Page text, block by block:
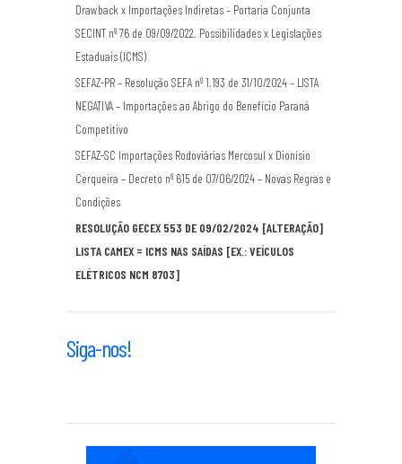
Drawback x Importações Indiretas – Portaria Conjunta
SECINT nº 76 de 09/09/2022. Possibilidades x Legislações
Estaduais (ICMS)
SEFAZ-PR – Resolução SEFA nº 1.193 de 31/10/2024 – LISTA
NEGATIVA – Importações ao Abrigo do Benefício Paraná
Competitivo
SEFAZ-SC Importações Rodoviárias Mercosul x Dionísio
Cerqueira – Decreto nº 615 de 07/06/2024 – Novas Regras e
Condições
RESOLUÇÃO GECEX 553 DE 09/02/2024 [ALTERAÇÃO]
LISTA CAMEX = ICMS NAS SAÍDAS [EX.: VEÍCULOS
ELÉTRICOS NCM 8703]
Siga-nos!